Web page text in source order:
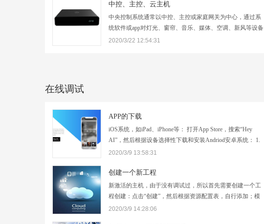
​中控、主控、云主机
中央控制系统通常以中控、主控或家庭网关为中心，通过系
统软件或app对灯光、窗帘、音乐、媒体、空调、新风等设备
进行集中控制和管理。中控通常还可被称为主控制器（主
2020/3/22 12:54:31
在线调试
APP的下载
iOS系统，如iPad、iPhone等： 打开App Store，搜索“Hey
AI”，然后根据设备选择性下载和安装Andriod安卓系统： 1.
访问http://www.blopy.net/app/官网下载,或者扫下面二维码下
安装包下载；
2020/3/9 13:58:31
创建一个新工程
新激活的主机，由于没有调试过，所以首先需要创建一个工
程创建：点击“创建”，然后根据资源配置表，自行添加；模
板创建：点击“模板创建”，在列举的系统内置的模板中，根
2020/3/9 14:28:06